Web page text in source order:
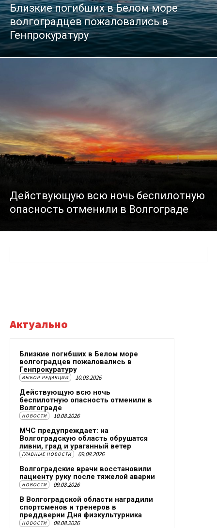
Близкие погибших в Белом море
волгоградцев пожаловались в
Генпрокуратуру
Действующую всю ночь беспилотную
опасность отменили в Волгограде
Актуально
Близкие погибших в Белом море
волгоградцев пожаловались в
Генпрокуратуру
ВЫБОР РЕДАКЦИИ 10.08.2026
Действующую всю ночь
беспилотную опасность отменили в
Волгограде
НОВОСТИ 10.08.2026
МЧС предупреждает: на
Волгоградскую область обрушатся
ливни, град и ураганный ветер
ГЛАВНЫЕ НОВОСТИ 09.08.2026
Волгоградские врачи восстановили
пациенту руку после тяжелой аварии
НОВОСТИ 09.08.2026
В Волгоградской области наградили
спортсменов и тренеров в
преддверии Дня физкультурника
НОВОСТИ 08.08.2026